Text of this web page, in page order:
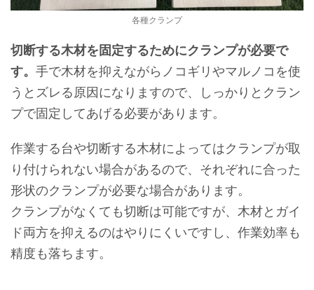
各種クランプ
切断する木材を固定するためにクランプが必要で
す。 手で木材を抑えながらノコギリやマルノコを使
うとズレる原因になりますので、しっかりとクラン
プで固定してあげる必要があります。
作業する台や切断する木材によってはクランプが取
り付けられない場合があるので、それぞれに合った
形状のクランプが必要な場合があります。
クランプがなくても切断は可能ですが、木材とガイ
ド両方を抑えるのはやりにくいですし、作業効率も
精度も落ちます。